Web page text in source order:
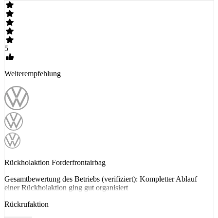
5
Weiterempfehlung
Rückholaktion Forderfrontairbag
Gesamtbewertung des Betriebs (verifiziert): Kompletter Ablauf
einer Rückholaktion ging gut organisiert
Rückrufaktion